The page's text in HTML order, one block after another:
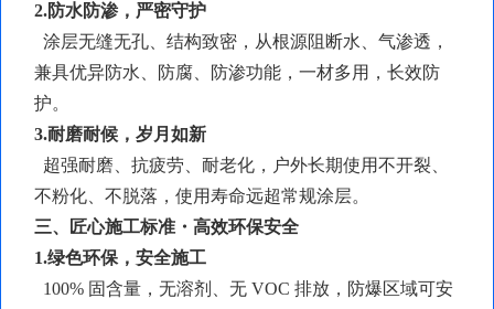
2.防水防渗，严密守护
涂层无缝无孔、结构致密，从根源阻断水、气渗透，
兼具优异防水、防腐、防渗功能，一材多用，长效防
护。
3.耐磨耐候，岁月如新
超强耐磨、抗疲劳、耐老化，户外长期使用不开裂、
不粉化、不脱落，使用寿命远超常规涂层。
三、匠心施工标准・高效环保安全
1.绿色环保，安全施工
100% 固含量，无溶剂、无 VOC 排放，防爆区域可安